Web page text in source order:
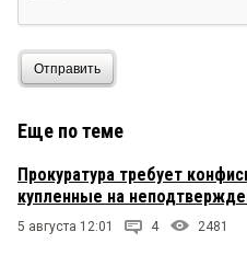
Отправить
Еще по теме
Прокуратура требует
купленные на
5 августа 12:01 4 2481